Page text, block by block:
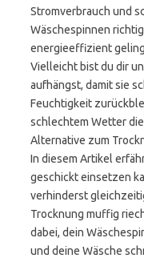
Stromverbrauch und
Wäschespinnen
energieeffizient
Vielleicht bist du dir
aufhängst, damit sie
Feuchtigkeit
schlechtem Wetter
Alternative zum
In diesem Artikel
geschickt einsetzen
verhinderst
Trocknung muffig
dabei, dein
und deine Wäsche